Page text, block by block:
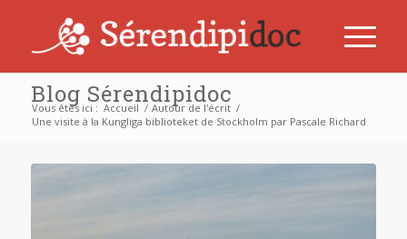
Blog Sérendipidoc
Vous êtes ici : Accueil / Autour de l'écrit /
Une visite à la Kungliga biblioteket de Stockholm par Pascale Richard
dit :